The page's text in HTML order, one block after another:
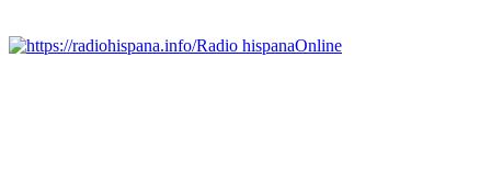
Radio hispanaOnline